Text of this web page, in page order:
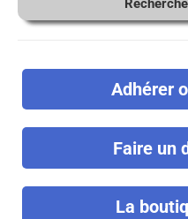
Adhérer
Faire un
La